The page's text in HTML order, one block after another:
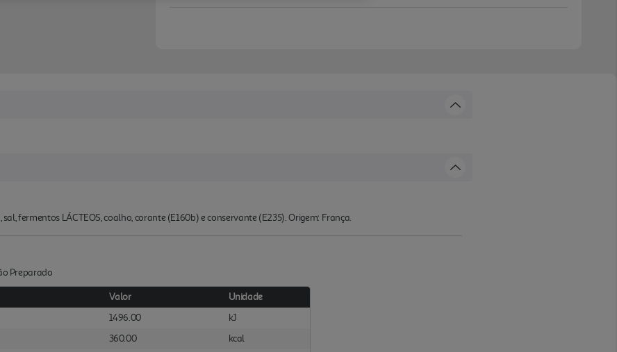
fermentos LÁCTEOS, coalho, corante (E160b) e conservante (E235). Origem: França.
Preparado
Valor
Unidade
1496.00
kJ
360.00
kcal